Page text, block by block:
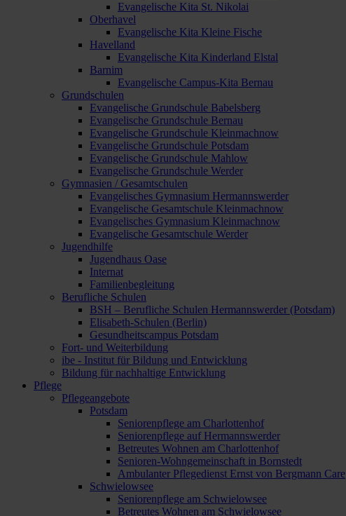
Evangelische Kita St. Nikolai
Oberhavel
Evangelische Kita Kleine Fische
Havelland
Evangelische Kita Kinderland Elstal
Barnim
Evangelische Campus-Kita Bernau
Grundschulen
Evangelische Grundschule Babelsberg
Evangelische Grundschule Bernau
Evangelische Grundschule Kleinmachnow
Evangelische Grundschule Potsdam
Evangelische Grundschule Mahlow
Evangelische Grundschule Werder
Gymnasien / Gesamtschulen
Evangelisches Gymnasium Hermannswerder
Evangelische Gesamtschule Kleinmachnow
Evangelisches Gymnasium Kleinmachnow
Evangelische Gesamtschule Werder
Jugendhilfe
Jugendhaus Oase
Internat
Familienbegleitung
Berufliche Schulen
BSH – Berufliche Schulen Hermannswerder (Potsdam)
Elisabeth-Schulen (Berlin)
Gesundheitscampus Potsdam
Fort- und Weiterbildung
ibe - Institut für Bildung und Entwicklung
Bildung für nachhaltige Entwicklung
Pflege
Pflegeangebote
Potsdam
Seniorenpflege am Charlottenhof
Seniorenpflege auf Hermannswerder
Betreutes Wohnen am Charlottenhof
Senioren-Wohngemeinschaft in Bornstedt
Ambulanter Pflegedienst Ernst von Bergmann Care
Schwielowsee
Seniorenpflege am Schwielowsee
Betreutes Wohnen am Schwielowsee